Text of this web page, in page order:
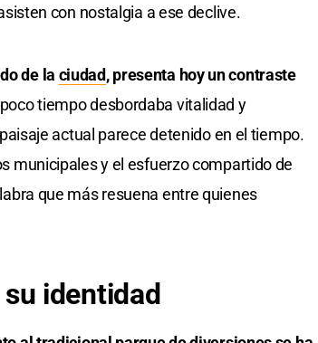
con nostalgia a ese declive.
de la ciudad, presenta hoy un contraste
tiempo desbordaba vitalidad y
actual parece detenido en el tiempo.
municipales y el esfuerzo compartido de
que más resuena entre quienes
identidad